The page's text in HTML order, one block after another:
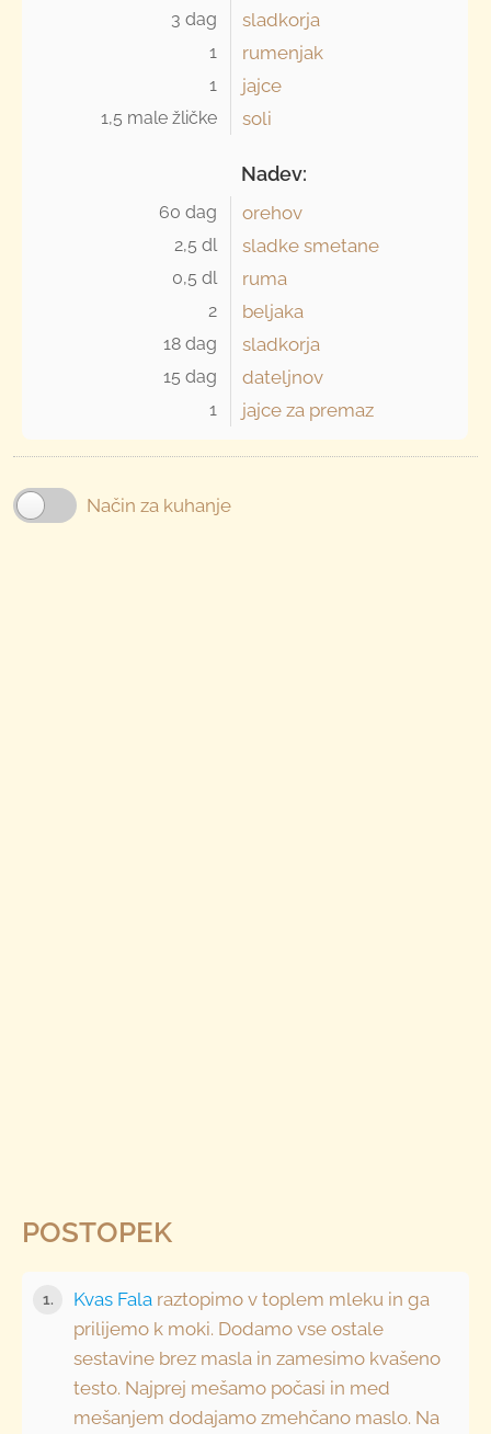
3 dag sladkorja
1 rumenjak
1 jajce
1,5 male žličke soli
Nadev:
60 dag orehov
2,5 dl sladke smetane
0,5 dl ruma
2 beljaka
18 dag sladkorja
15 dag dateljnov
1 jajce za premaz
Način za kuhanje
POSTOPEK
1. Kvas Fala raztopimo v toplem mleku in ga
prilijemo k moki. Dodamo vse ostale
sestavine brez masla in zamesimo kvašeno
testo. Najprej mešamo počasi in med
mešanjem dodajamo zmehčano maslo. Na